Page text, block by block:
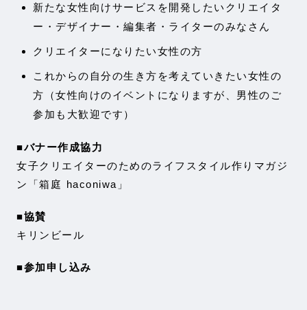
新たな女性向けサービスを開発したいクリエイタ
ー・デザイナー・編集者・ライターのみなさん
クリエイターになりたい女性の方
これからの自分の生き方を考えていきたい女性の
方（女性向けのイベントになりますが、男性のご
参加も大歓迎です）
■バナー作成協力
女子クリエイターのためのライフスタイル作りマガジ
ン「箱庭 haconiwa」
■協賛
キリンビール
■参加申し込み